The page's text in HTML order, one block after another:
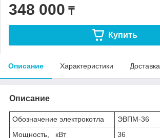
348 000 ₸
Купить
Описание Характеристики Доставка
Описание
Обозначение электрокотла
ЭВПМ-36
Мощность, кВт
36